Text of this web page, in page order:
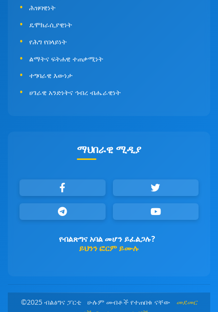
ሕዝባዊነት
ዴሞክራሲያዊነት
የሕግ የበላይነት
ልማትና ፍትሐዊ ተጠቃሚነት
ተግባራዊ እውነታ
ሀገራዊ አንድነትና ኅብረ ብሔራዊነት
ማህበራዊ ሚዲያ
የብልጽግና አባል መሆን ይፈልጋሉ?
ይህንን ፎርም ይሙሉ
©2025 ብልፅግና ፓርቲ ሁሉም መብቶች የተጠበቁ ናቸው መደመር